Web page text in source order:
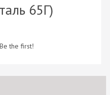
65Г)
the first!